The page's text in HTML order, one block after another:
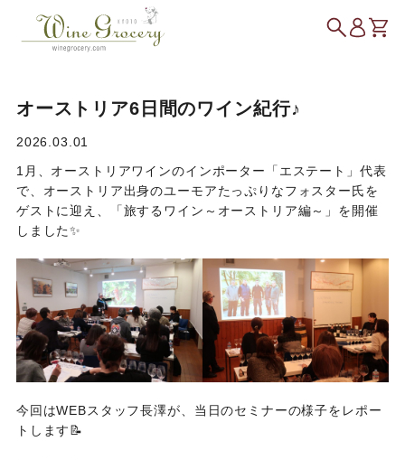
オーストリア6日間のワイン紀行♪
2026.03.01
1月、オーストリアワインのインポーター「エステート」代表
で、オーストリア出身のユーモアたっぷりなフォスター氏を
ゲストに迎え、「旅するワイン～オーストリア編～」を開催
しました✨
今回はWEBスタッフ長澤が、当日のセミナーの様子をレポー
トします📝